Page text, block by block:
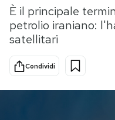
Tecnologia
Internet
Scienza
Cultura
Economia
Sport
È il principale
petrolio iraniano:
satellitari
Condividi